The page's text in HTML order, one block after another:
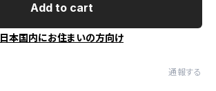
Add to cart
日本国内にお住まいの方向け
通報する